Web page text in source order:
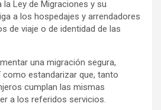
la Ley de Migraciones y su
a los hospedajes y arrendadores
de viaje o de identidad de las
una migración segura,
como estandarizar que, tanto
cumplan las mismas
a los referidos servicios.